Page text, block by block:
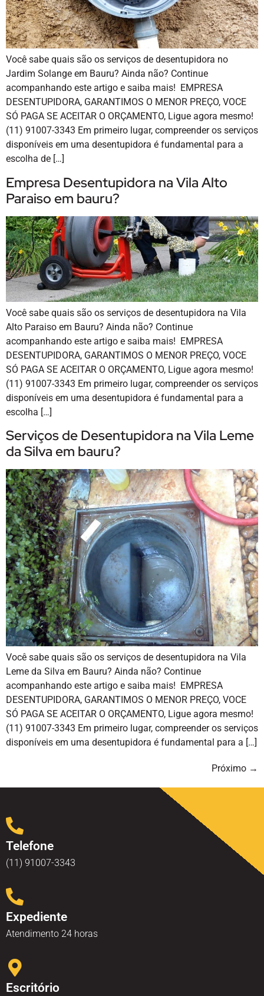
Você sabe quais são os serviços de desentupidora no
Jardim Solange em Bauru? Ainda não? Continue
acompanhando este artigo e saiba mais! EMPRESA
DESENTUPIDORA, GARANTIMOS O MENOR PREÇO, VOCE
SÓ PAGA SE ACEITAR O ORÇAMENTO, Ligue agora mesmo!
(11) 91007-3343 Em primeiro lugar, compreender os serviços
disponíveis em uma desentupidora é fundamental para a
escolha de […]
Empresa Desentupidora na Vila Alto
Paraiso em bauru?
Você sabe quais são os serviços de desentupidora na Vila
Alto Paraiso em Bauru? Ainda não? Continue
acompanhando este artigo e saiba mais! EMPRESA
DESENTUPIDORA, GARANTIMOS O MENOR PREÇO, VOCE
SÓ PAGA SE ACEITAR O ORÇAMENTO, Ligue agora mesmo!
(11) 91007-3343 Em primeiro lugar, compreender os serviços
disponíveis em uma desentupidora é fundamental para a
escolha […]
Serviços de Desentupidora na Vila Leme
da Silva em bauru?
Você sabe quais são os serviços de desentupidora na Vila
Leme da Silva em Bauru? Ainda não? Continue
acompanhando este artigo e saiba mais! EMPRESA
DESENTUPIDORA, GARANTIMOS O MENOR PREÇO, VOCE
SÓ PAGA SE ACEITAR O ORÇAMENTO, Ligue agora mesmo!
(11) 91007-3343 Em primeiro lugar, compreender os serviços
disponíveis em uma desentupidora é fundamental para a […]
Próximo →
Telefone
(11) 91007-3343
Expediente
Atendimento 24 horas
Escritório